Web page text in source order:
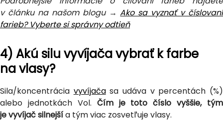
v článku na našom blogu →Ako sa vyznať v číslovaní
farieb? Vyberte si správny odtieň
4) Akú silu vyvíjača vybrať k farbe
na vlasy?
Sila/koncentrácia vyvíjačasa udáva v percentách (%)
alebo jednotkách Vol. Čím je toto číslo vyššie, tým
je vyvíjač silnejšía tým viac zosvetľuje vlasy.